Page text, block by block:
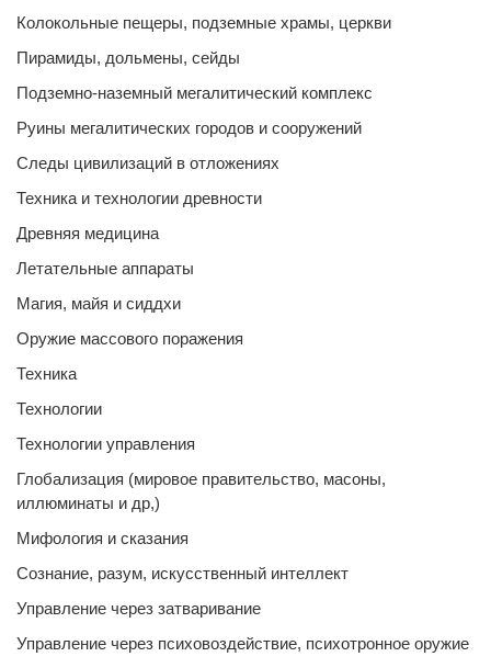
Колокольные пещеры, подземные храмы, церкви
Пирамиды, дольмены, сейды
Подземно-наземный мегалитический комплекс
Руины мегалитических городов и сооружений
Следы цивилизаций в отложениях
Техника и технологии древности
Древняя медицина
Летательные аппараты
Магия, майя и сиддхи
Оружие массового поражения
Техника
Технологии
Технологии управления
Глобализация (мировое правительство, масоны,
иллюминаты и др,)
Мифология и сказания
Сознание, разум, искусственный интеллект
Управление через затваривание
Управление через психовоздействие, психотронное оружие